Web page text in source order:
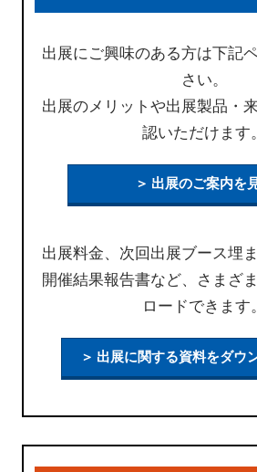
出展にご興味のある方は下記
さい。
出展のメリットや出展製品・
認いただけます。
＞ 出展のご案内を
出展料金、次回出展ブース埋
開催結果報告書など、さまざ
ロードできます。
＞ 出展に関する資料をダウ